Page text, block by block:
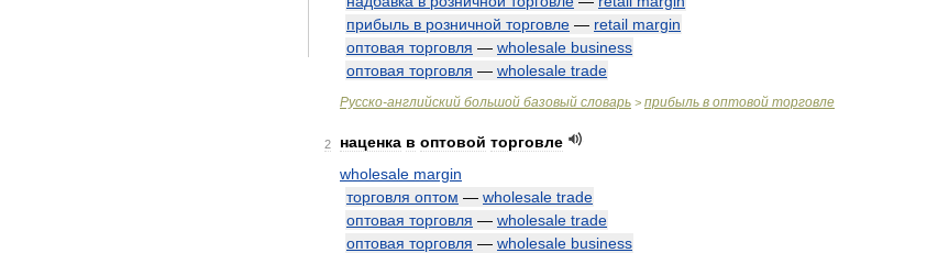
прибыль в розничной торговле — retail margin
оптовая торговля — wholesale business
оптовая торговля — wholesale trade
Русско-английский большой базовый словарь > прибыль в оптовой торговле
2 наценка в оптовой торговле
wholesale margin
торговля оптом — wholesale trade
оптовая торговля — wholesale trade
оптовая торговля — wholesale business